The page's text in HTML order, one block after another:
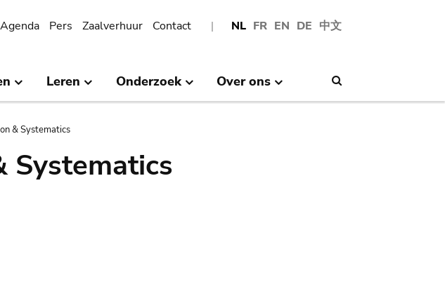
NL FR EN DE 中文
Agenda Pers Zaalverhuur Contact
Leren Onderzoek Over ons
& Systematics
Systematics